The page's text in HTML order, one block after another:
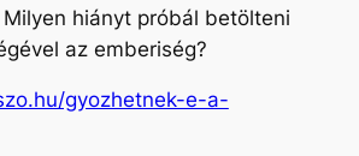
hiányt próbál betölteni
az emberiség?
gyozhetnek-e-a-